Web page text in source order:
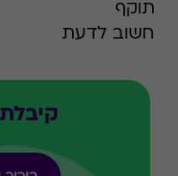
תוקף
חשוב לדעת